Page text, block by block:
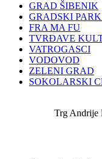
GRAD ŠIBENIK
GRADSKI
FRA MA FU
TVRĐAVE
VATROGASCI
VODOVOD
ZELENI GRAD
SOKOLARSKI
Trg Andrije